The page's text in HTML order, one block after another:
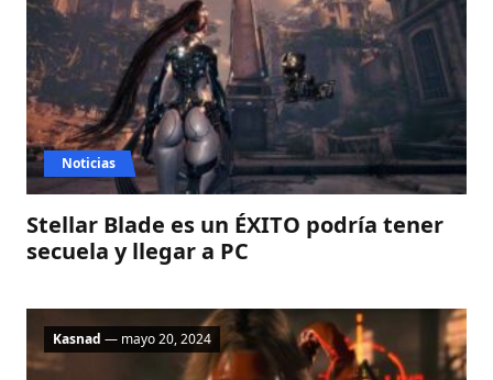
Stellar Blade es un ÉXITO podría tener
secuela y llegar a PC
Noticias
Kasnad — mayo 20, 2024